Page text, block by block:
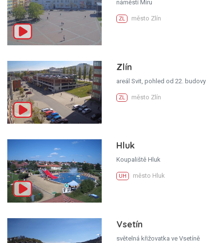
náměstí Míru
ZL město Zlín
Zlín
areál Svit, pohled od 22. budovy
ZL město Zlín
Hluk
Koupaliště Hluk
UH město Hluk
Vsetín
světelná křižovatka ve Vsetíně